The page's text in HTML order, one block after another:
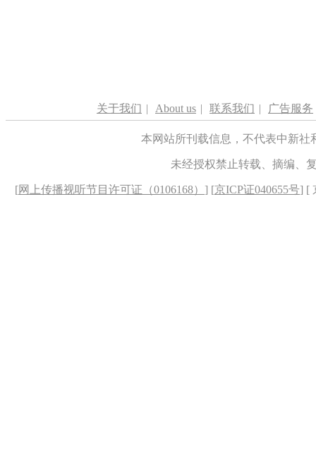
关于我们 | About us | 联系我们 | 广告服务
本网站所刊载信息，不代表中新
未经授权禁止转载、摘编、
[网上传播视听节目许可证（0106168） ] [京ICP证040655号] [